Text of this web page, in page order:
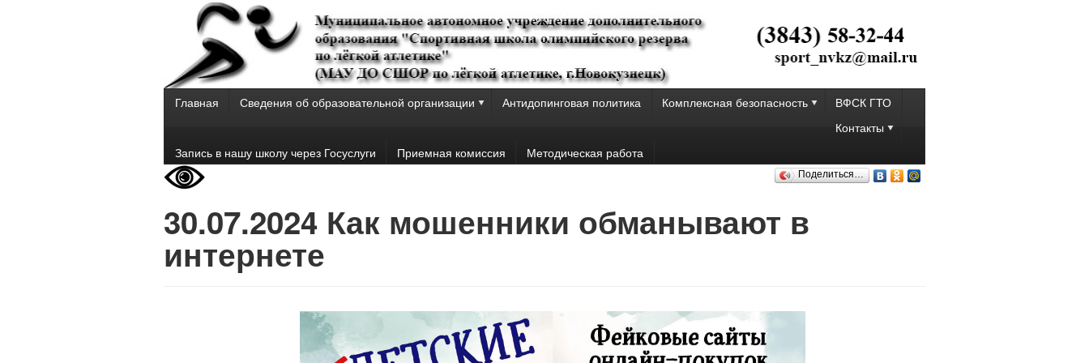
Главная Сведения об образовательной организации Антидопинговая политика Комплексная безопасность
ВФСК ГТО
Контакты
Запись в нашу школу через Госуслуги
Приемная комиссия Методическая работа
Поделиться…
30.07.2024 Как мошенники обманывают в
интернете